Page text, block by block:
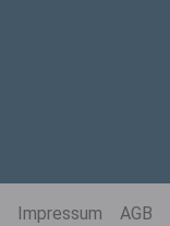
Impressum AGB